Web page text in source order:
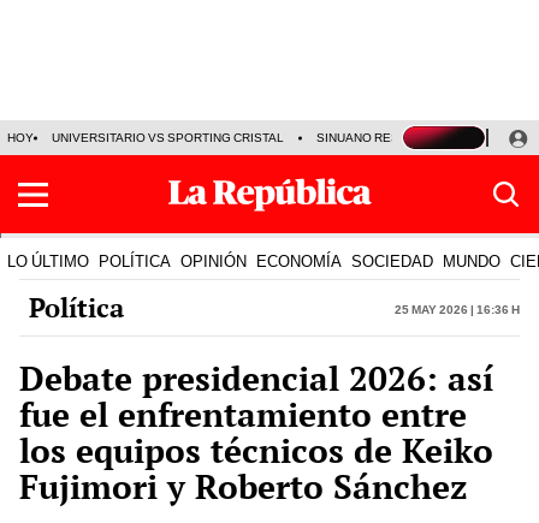
HOY UNIVERSITARIO VS SPORTING CRISTAL SINUANO RESULTADOS HOY
LO ÚLTIMO POLÍTICA OPINIÓN ECONOMÍA SOCIEDAD MUNDO
Política 25 May 2026 | 16:36 h
Debate presidencial 2026: así
fue el enfrentamiento entre
los equipos técnicos de Keiko
Fujimori y Roberto Sánchez